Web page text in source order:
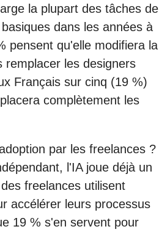
la plupart des tâches de
dans les années à
pensent qu'elle modifiera la
remplacer les designers
Français sur cinq (19 %)
complètement les
par les freelances ?
l'IA joue déjà un
freelances utilisent
accélérer leurs processus
19 % s'en servent pour